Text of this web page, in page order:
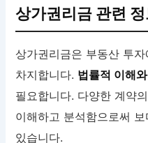
상가권리금 관련
상가권리금은 부동산 투
차지합니다. 법률적 이해
필요합니다. 다양한 계약
이해하고 분석함으로써
있습니다.